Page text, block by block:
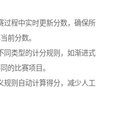
程中实时更新分数，确保所
前分数。
类型的计分规则，如渐进式
的比赛项目。
则自动计算得分，减少人工